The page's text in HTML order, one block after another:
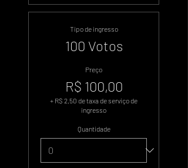
Tipo de ingresso
100 Votos
Preço
R$ 100,00
+ R$ 2,50 de taxa de serviço de
ingresso
Quantidade